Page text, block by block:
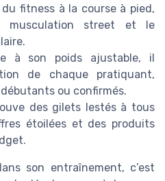
fitness à la course à pied,
musculation street et le
à son poids ajustable, il
de chaque pratiquant,
ou confirmés.
des gilets lestés à tous
étoilées et des produits
son entraînement, c’est